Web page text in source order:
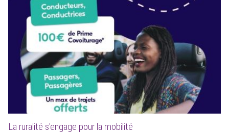
La ruralité s'engage pour la mobilité